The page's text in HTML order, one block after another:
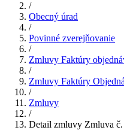
/
Obecný úrad
/
Povinné zverejňovanie
/
Zmluvy Faktúry
/
Zmluvy Faktúry
/
Zmluvy
/
Detail zmluvy Zmluva